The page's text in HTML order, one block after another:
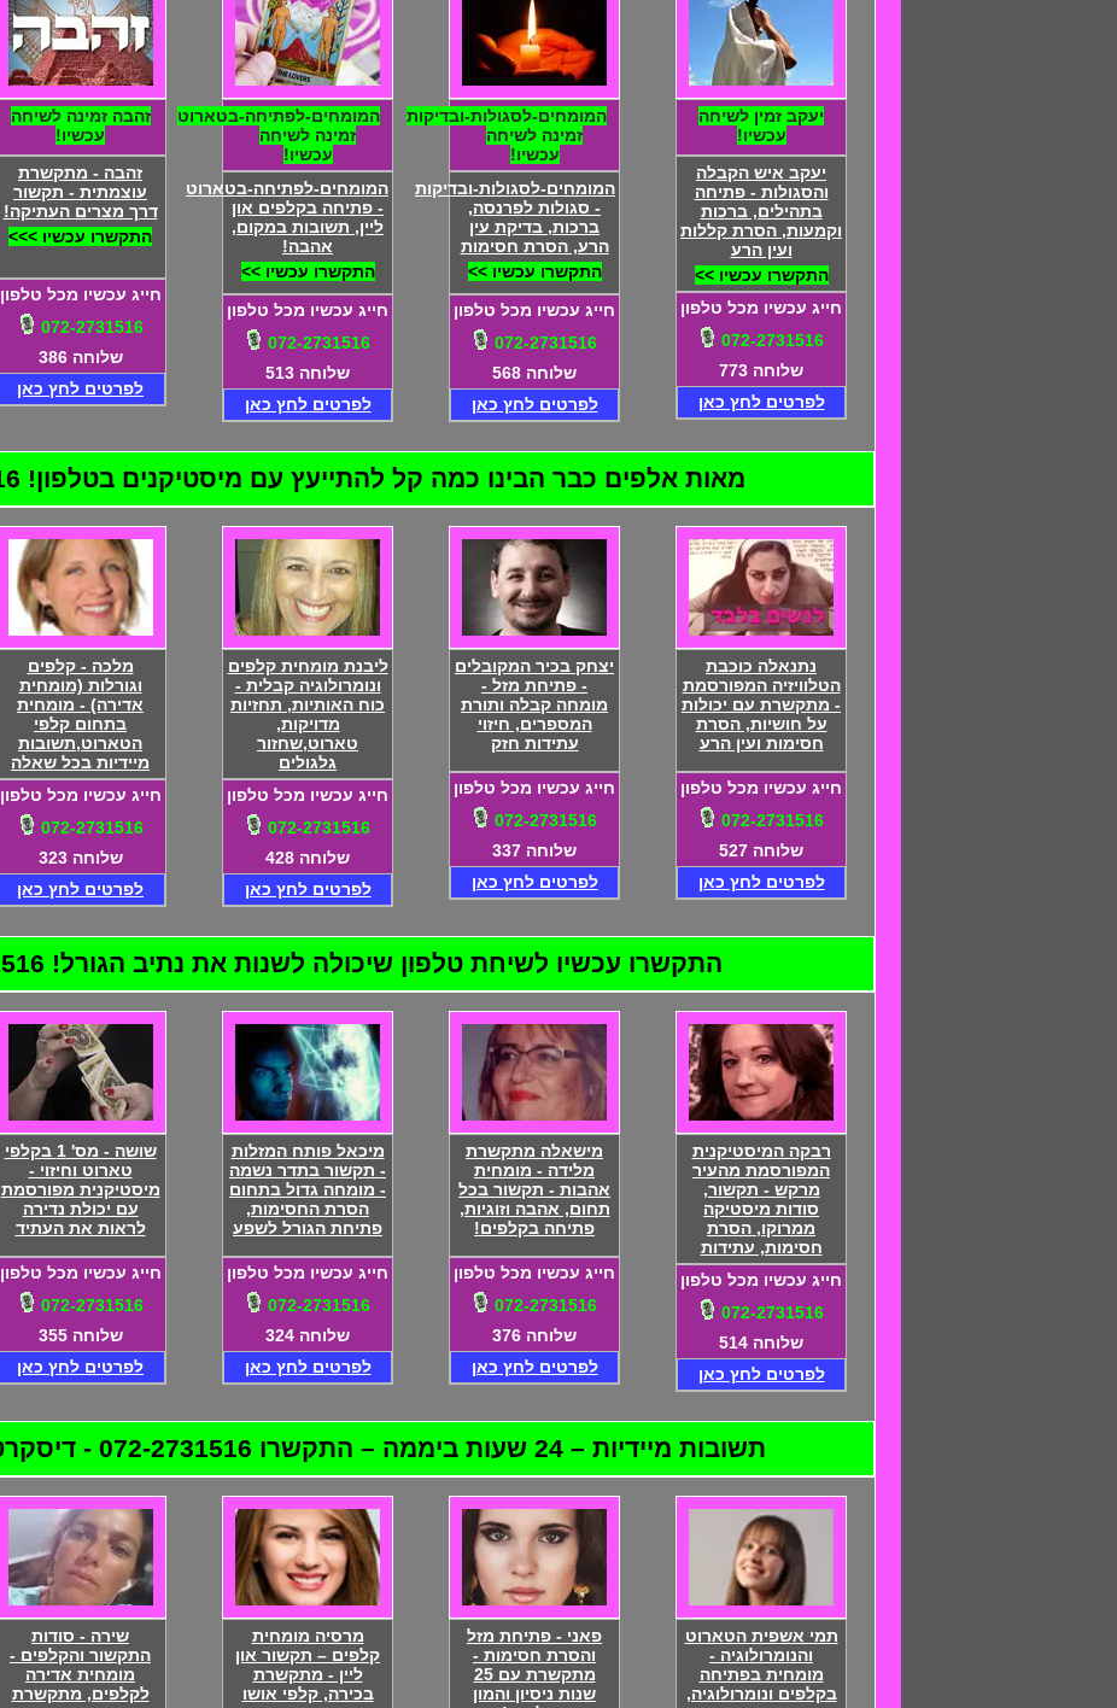
יעקב זמין לשיחה
עכשיו!
יעקב איש הקבלה
והסגולות - פתיחה
בתהילים, ברכות
וקמעות, הסרת קללות
ועין הרע
התקשרו עכשיו >>
חייג עכשיו מכל טלפון
072-2731516
שלוחה 773
לפרטים לחץ כאן
המומחים-לסגולות-ובדיקות
זמינה לשיחה
עכשיו!
המומחים-לסגולות-ובדיקות
- סגולות לפרנסה,
ברכות, בדיקת עין
הרע, הסרת חסימות
התקשרו עכשיו >>
חייג עכשיו מכל טלפון
072-2731516
שלוחה 568
לפרטים לחץ כאן
המומחים-לפתיחה-בטארוט
זמינה לשיחה
עכשיו!
המומחים-לפתיחה-בטארוט
- פתיחה בקלפים און
ליין, תשובות במקום,
אהבה!
התקשרו עכשיו >>
חייג עכשיו מכל טלפון
072-2731516
שלוחה 513
לפרטים לחץ כאן
זהבה זמינה לשיחה
עכשיו!
זהבה - מתקשרת
עוצמתית - תקשור
דרך מצרים העתיקה!
התקשרו עכשיו >>>
חייג עכשיו מכל טלפון
072-2731516
שלוחה 386
לפרטים לחץ כאן
מאות אלפים כבר הבינו כמה קל להתייעץ עם מיסטיקנים בטלפון! 072-2731516
נתנאלה כוכבת
הטלוויזיה המפורסמת
- מתקשרת עם יכולות
על חושיות, הסרת
חסימות ועין הרע
חייג עכשיו מכל טלפון
072-2731516
שלוחה 527
לפרטים לחץ כאן
יצחק בכיר המקובלים
- פתיחת מזל -
מומחה קבלה ותורת
המספרים, חיזוי
עתידות חזק
חייג עכשיו מכל טלפון
072-2731516
שלוחה 337
לפרטים לחץ כאן
ליבנת מומחית קלפים
ונומרולוגיה קבלית -
כוח האותיות, תחזיות
מדויקות,
טארוט,שחזור
גלגולים
חייג עכשיו מכל טלפון
072-2731516
שלוחה 428
לפרטים לחץ כאן
מלכה - קלפים
וגורלות (מומחית
אדירה) - מומחית
בתחום קלפי
הטארוט,תשובות
מיידיות בכל שאלה
חייג עכשיו מכל טלפון
072-2731516
שלוחה 323
לפרטים לחץ כאן
התקשרו עכשיו לשיחת טלפון שיכולה לשנות את נתיב הגורל! 072-2731516
רבקה המיסטיקנית
המפורסמת מהעיר
מרקש - תקשור,
סודות מיסטיקה
ממרוקו, הסרת
חסימות, עתידות
חייג עכשיו מכל טלפון
072-2731516
שלוחה 514
לפרטים לחץ כאן
מישאלה מתקשרת
מלידה - מומחית
אהבות - תקשור בכל
תחום, אהבה וזוגיות,
פתיחה בקלפים!
חייג עכשיו מכל טלפון
072-2731516
שלוחה 376
לפרטים לחץ כאן
מיכאל פותח המזלות
- תקשור בתדר נשמה
- מומחה גדול בתחום
הסרת החסימות,
פתיחת הגורל לשפע
חייג עכשיו מכל טלפון
072-2731516
שלוחה 324
לפרטים לחץ כאן
שושה - מס' 1 בקלפי
טארוט וחיזוי -
מיסטיקנית מפורסמת
עם יכולת נדירה
לראות את העתיד
חייג עכשיו מכל טלפון
072-2731516
שלוחה 355
לפרטים לחץ כאן
תשובות מיידיות – 24 שעות ביממה – התקשרו 072-2731516 - דיסקרטיות מוחלטת!
תמי אשפית הטארוט
והנומרולוגיה -
מומחית בפתיחה
בקלפים ונומרולוגיה,
פאני - פתיחת מזל
והסרת חסימות -
מתקשרת עם 25
שנות ניסיון והמון
מרסיה מומחית
קלפים – תקשור און
ליין - מתקשרת
בכירה, קלפי אושו
שירה - סודות
התקשור והקלפים -
מומחית אדירה
לקלפים, מתקשרת